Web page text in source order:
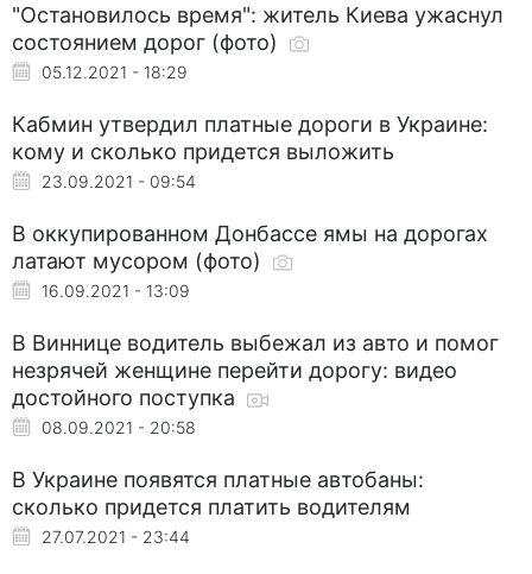
"Остановилось время": житель Киева ужаснул
состоянием дорог (фото)
05.12.2021 - 18:29
Кабмин утвердил платные дороги в Украине:
кому и сколько придется выложить
23.09.2021 - 09:54
В оккупированном Донбассе ямы на дорогах
латают мусором (фото)
16.09.2021 - 13:09
В Виннице водитель выбежал из авто и помог
незрячей женщине перейти дорогу: видео
достойного поступка
08.09.2021 - 20:58
В Украине появятся платные автобаны:
сколько придется платить водителям
27.07.2021 - 23:44